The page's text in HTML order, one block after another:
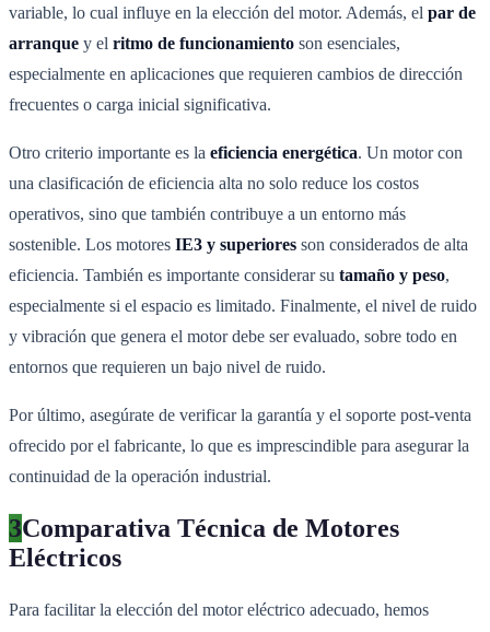
variable, lo cual influye en la elección del motor. Además, el par de
arranque y el ritmo de funcionamiento son esenciales,
especialmente en aplicaciones que requieren cambios de dirección
frecuentes o carga inicial significativa.
Otro criterio importante es la eficiencia energética. Un motor con
una clasificación de eficiencia alta no solo reduce los costos
operativos, sino que también contribuye a un entorno más
sostenible. Los motores IE3 y superiores son considerados de alta
eficiencia. También es importante considerar su tamaño y peso,
especialmente si el espacio es limitado. Finalmente, el nivel de ruido
y vibración que genera el motor debe ser evaluado, sobre todo en
entornos que requieren un bajo nivel de ruido.
Por último, asegúrate de verificar la garantía y el soporte post-venta
ofrecido por el fabricante, lo que es imprescindible para asegurar la
continuidad de la operación industrial.
3Comparativa Técnica de Motores
Eléctricos
Para facilitar la elección del motor eléctrico adecuado, hemos